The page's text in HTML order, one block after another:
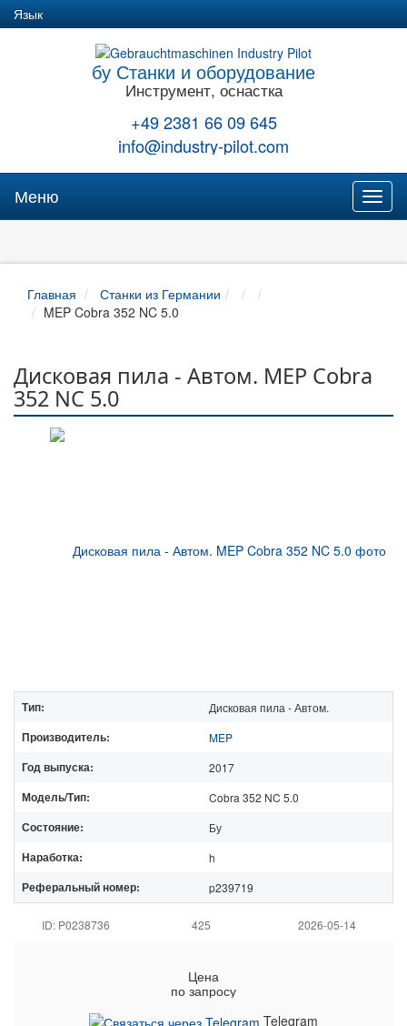
Язык
бу Станки и оборудование
Инструмент, оснастка
+49 2381 66 09 645
info@industry-pilot.com
Меню
Главная
Станки из Германии
MEP Cobra 352 NC 5.0
Дисковая пила - Автом. MEP Cobra
352 NC 5.0
Тип: Дисковая пила - Автом.
Производитель: MEP
Год выпуска: 2017
Модель/Тип: Cobra 352 NC 5.0
Состояние: Бу
Наработка: h
Реферальный номер: p239719
ID: P0238736 425 2026-05-14
Цена
по запросу
Telegram